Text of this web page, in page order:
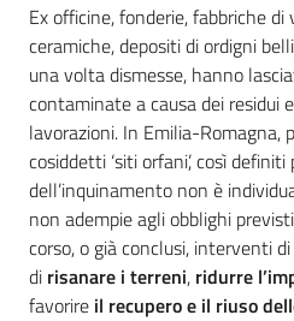
Ex officine, fonderie, fabbriche
ceramiche, depositi di ordigni
una volta dismesse, hanno
contaminate a causa dei residui
lavorazioni. In Emilia-Romagna,
cosiddetti ‘siti orfani’, così
dell’inquinamento non è
non adempie agli obblighi
corso, o già conclusi, interventi
di risanare i terreni, ridurre
favorire il recupero e il riuso